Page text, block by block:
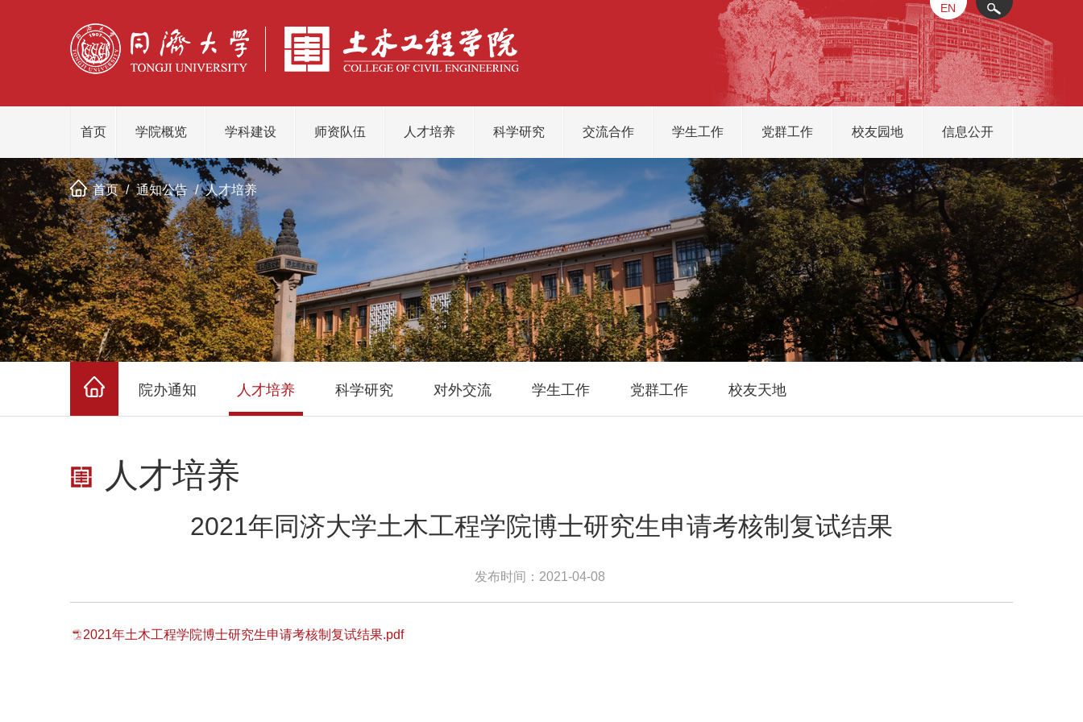
X
EN
首页 学院概览 学科建设 师资队伍 人才培养 科学研究 交流合作 学生工作 党群工作 校友园地 信息公开
首页 / 通知公告 / 人才培养
院办通知 人才培养 科学研究 对外交流 学生工作 党群工作 校友天地
人才培养
2021年同济大学土木工程学院博士研究生申请考核制复试结果
发布时间：2021-04-08
2021年土木工程学院博士研究生申请考核制复试结果.pdf